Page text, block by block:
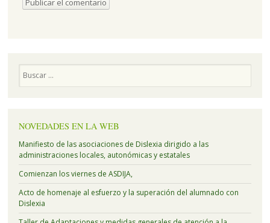
NOVEDADES EN LA WEB
Manifiesto de las asociaciones de Dislexia dirigido a las
administraciones locales, autonómicas y estatales
Comienzan los viernes de ASDIJA,
Acto de homenaje al esfuerzo y la superación del alumnado con
Dislexia